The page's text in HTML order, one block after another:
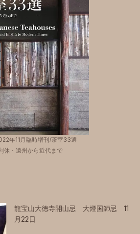
年11月臨時増刊/茶室33選
休・遠州から近代まで
龍宝山大徳寺開山忌 大燈国師忌 11
月22日